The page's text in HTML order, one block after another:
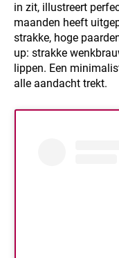
in zit, illustreert
maanden heeft
strakke, hoge
up: strakke
lippen. Een
alle aandacht trekt.